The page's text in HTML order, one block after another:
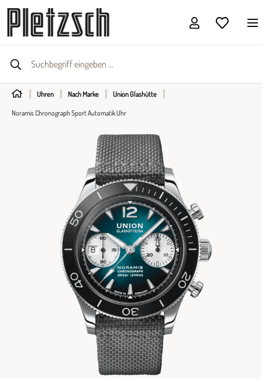
Uhren Nach Marke Union Glashütte
Noramis Chronograph Sport Automatik Uhr